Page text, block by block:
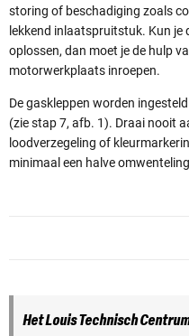
storing of beschadiging zoals
lekkend inlaatspruitstuk. Kun je
oplossen, dan moet je de hulp
motorwerkplaats inroepen.
De gaskleppen worden
(zie stap 7, afb. 1). Draai nooit
loodverzegeling of
minimaal een halve
Het Louis Technisch